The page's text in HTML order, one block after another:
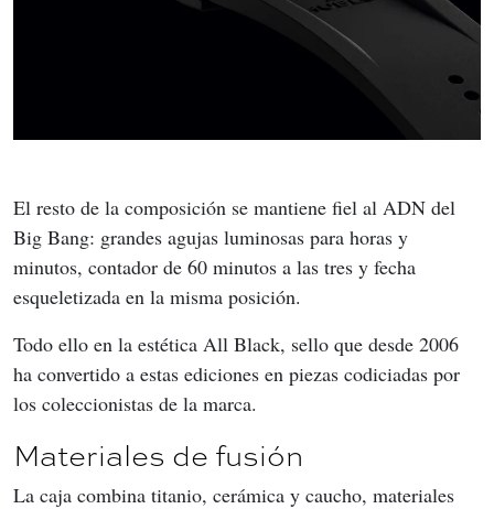
El resto de la composición se mantiene fiel al ADN del
Big Bang: grandes agujas luminosas para horas y
minutos, contador de 60 minutos a las tres y fecha
esqueletizada en la misma posición.
Todo ello en la estética All Black, sello que desde 2006
ha convertido a estas ediciones en piezas codiciadas por
los coleccionistas de la marca.
Materiales de fusión
La caja combina titanio, cerámica y caucho, materiales